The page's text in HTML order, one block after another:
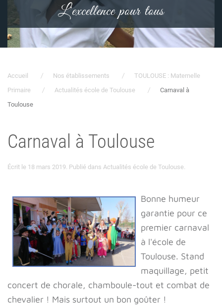
L'excellence pour tous
Accueil Nos établissements
TOULOUSE : Maternelle
Primaire
Actualités école de Toulouse
Carnaval à
Toulouse
Carnaval à Toulouse
Écrit le 18 mars 2019. Publié dans Actualités école de Toulouse.
Bonne humeur
garantie pour ce
premier carnaval
à l'école de
Toulouse. Stand
maquillage, petit
concert de chorale, chamboule-tout et combat de
chevalier ! Mais surtout un bon goûter !